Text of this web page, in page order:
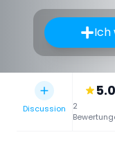
Ich
Discussion
5.0
2